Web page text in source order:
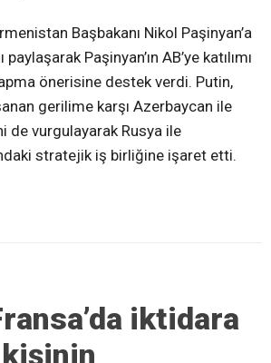
Başbakanı Nikol Paşinyan’a
Paşinyan’ın AB’ye katılımı
önerisine destek verdi. Putin,
gerilime karşı Azerbaycan ile
de vurgulayarak Rusya ile
stratejik iş birliğine işaret etti.
iktidara